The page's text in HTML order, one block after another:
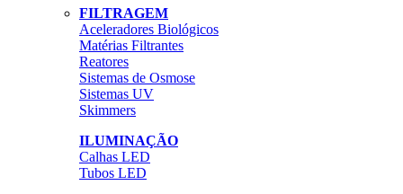
FILTRAGEM
Aceleradores Biológicos
Matérias Filtrantes
Reatores
Sistemas de Osmose
Sistemas UV
Skimmers
ILUMINAÇÃO
Calhas LED
Tubos LED